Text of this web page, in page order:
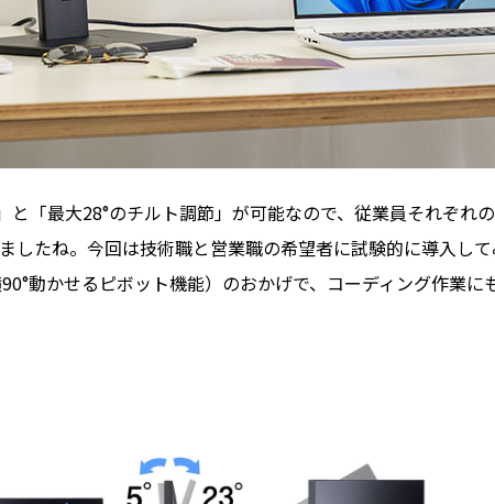
「最大28°のチルト調節」が可能なので、従業員それぞれ
したね。今回は技術職と営業職の希望者に試験的に導入し
動かせるピボット機能）のおかげで、コーディング作業に